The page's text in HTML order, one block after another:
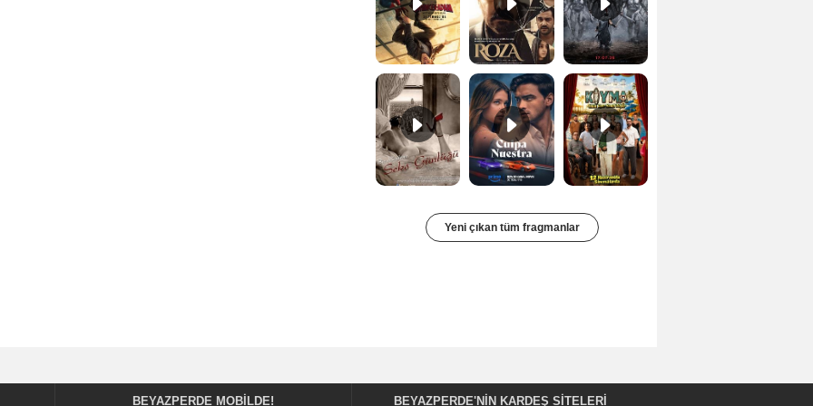
Bir Kadının Seks Günlüğü Orijinal Fragman Culpa nuestra Teaser Kıyma Fragman
Yeni çıkan tüm fragmanlar
BEYAZPERDE MOBILDE! BEYAZPERDE'NIN KARDEŞ SİTELERİ